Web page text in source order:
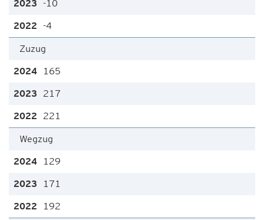
-10
-4
Zuzug
165
217
221
Wegzug
129
171
192